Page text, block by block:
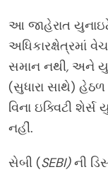
આ જાહેરાત
અધિકારક્ષેત્રમાં
સમાન નથી, અને
(સુધારા સાથે) હેઠળ
વિના ઇક્વિટી
નહીં.
સેબી (SEBI)ની